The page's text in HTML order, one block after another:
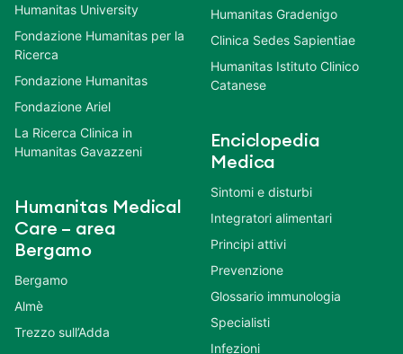
Humanitas University
Fondazione Humanitas per la
Ricerca
Fondazione Humanitas
Fondazione Ariel
La Ricerca Clinica in
Humanitas Gavazzeni
Humanitas Medical
Care – area
Bergamo
Bergamo
Almè
Trezzo sull’Adda
Humanitas Gradenigo
Clinica Sedes Sapientiae
Humanitas Istituto Clinico
Catanese
Enciclopedia
Medica
Sintomi e disturbi
Integratori alimentari
Principi attivi
Prevenzione
Glossario immunologia
Specialisti
Infezioni